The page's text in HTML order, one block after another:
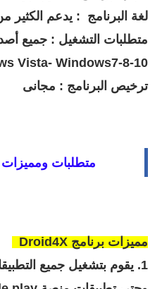
لغة البرنامج : يدعم الكثير
متطلبات التشغيل : جميع
Vista- Windows7-8-10
ترخيص البرنامج : مجانى
متطلبات ومميزات
مميزات برنامج Droid4X
1. يقوم بتشغيل جميع